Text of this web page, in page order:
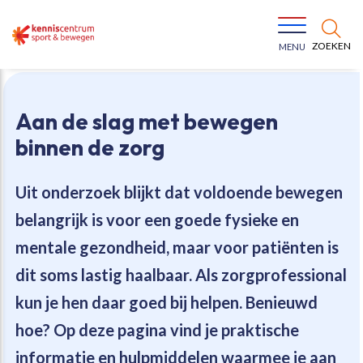
ZOEKEN
MENU
Aan de slag met bewegen
binnen de zorg
Uit onderzoek blijkt dat voldoende bewegen
belangrijk is voor een goede fysieke en
mentale gezondheid, maar voor patiënten is
dit soms lastig haalbaar. Als zorgprofessional
kun je hen daar goed bij helpen. Benieuwd
hoe? Op deze pagina vind je praktische
informatie en hulpmiddelen waarmee je aan
Bewegen voor een gezonde leefstijl
Jeugd in beweging
Vitaal ouder worden
Maatschappelijke waarde
Ons team
Onze missie
Onze werkwijze
Organisatie